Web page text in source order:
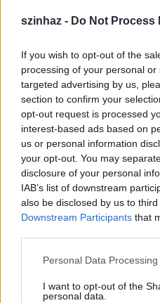
szinhaz - Do Not Process
If you wish to opt-out of the
processing of your personal
targeted advertising by us,
section to confirm your
opt-out request is processed
interest-based ads based on
us or personal information
your opt-out. You may
disclosure of your personal
IAB’s list of downstream
also be disclosed by us to
Downstream Participants that
Please note that this website/
not limited to your visit or
Personal Data
I want to opt-out of the
personal data.
dolog, mert ha valakit
pedig nem ütik meg
nevetségessé válik.
nagyon sok időt
helyen kell megütni,
pillanatban meg kell
nagyot kell mozdulnia
hatását kell eljátszani.